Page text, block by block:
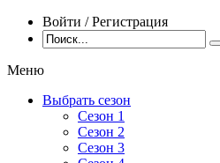
Войти / Регистрация
Меню
Выбрать сезон
Сезон 1
Сезон 2
Сезон 3